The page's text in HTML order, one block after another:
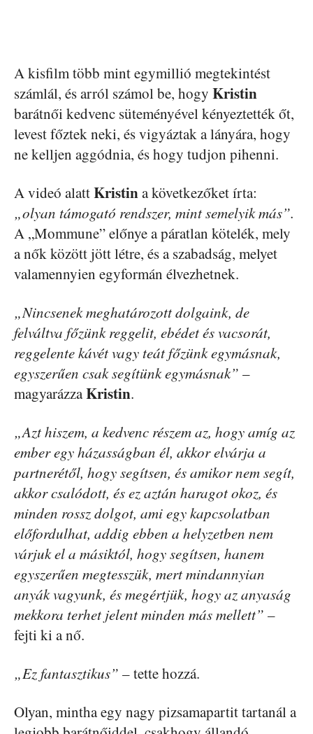
A kisfilm több mint egymillió megtekintést
számlál, és arról számol be, hogy Kristin
barátnői kedvenc süteményével kényeztették őt,
levest főztek neki, és vigyáztak a lányára, hogy
ne kelljen aggódnia, és hogy tudjon pihenni.
A videó alattKristina következőket írta:
„olyan támogató rendszer, mint semelyik más”.
A „Mommune” előnye a páratlan kötelék, mely
a nők között jött létre, és a szabadság, melyet
valamennyien egyformán élvezhetnek.
„Nincsenek meghatározott dolgaink, de
felváltva főzünk reggelit, ebédet és vacsorát,
reggelente kávét vagy teát főzünk egymásnak,
egyszerűen csak segítünk egymásnak” –
magyarázzaKristin.
„Azt hiszem, a kedvenc részem az, hogy amíg az
ember egy házasságban él, akkor elvárja a
partnerétől, hogy segítsen, és amikor nem segít,
akkor csalódott, és ez aztán haragot okoz, és
minden rossz dolgot, ami egy kapcsolatban
előfordulhat, addig ebben a helyzetben nem
várjuk el a másiktól, hogy segítsen, hanem
egyszerűen megtesszük, mert mindannyian
anyák vagyunk, és megértjük, hogy az anyaság
mekkora terhet jelent minden más mellett” –
fejti ki a nő.
„Ez fantasztikus” – tette hozzá.
Olyan, mintha egy nagy pizsamapartit tartanál a